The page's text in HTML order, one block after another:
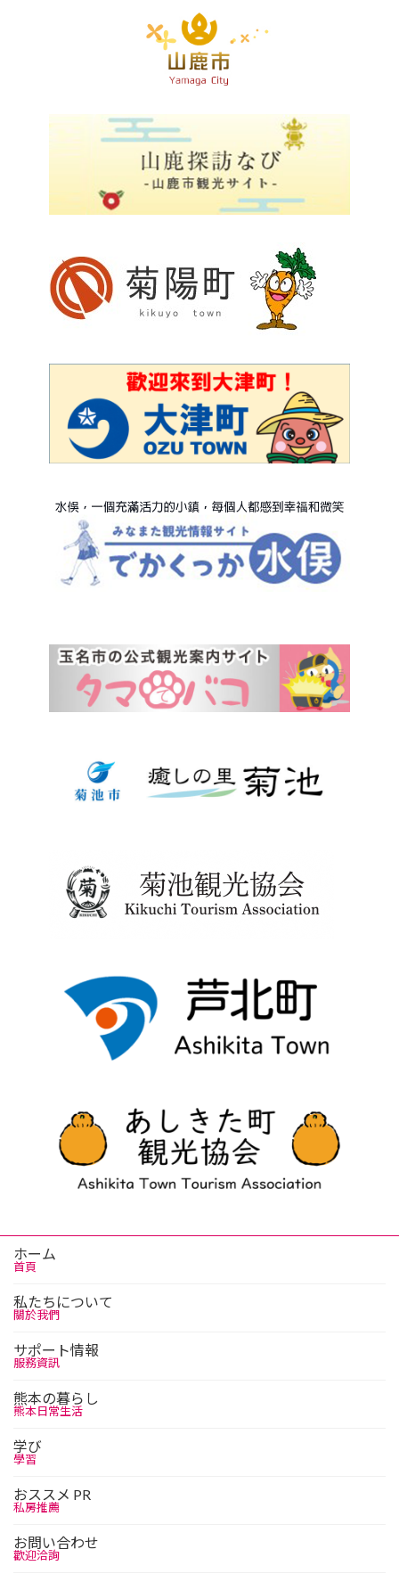
ホーム
首頁
私たちについて
關於我們
サポート情報
服務資訊
熊本の暮らし
熊本日常生活
学び
學習
おススメ PR
私房推薦
お問い合わせ
歡迎洽詢